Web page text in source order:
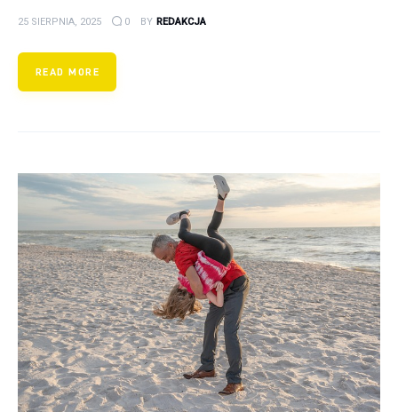
25 SIERPNIA, 2025 0 BY REDAKCJA
READ MORE